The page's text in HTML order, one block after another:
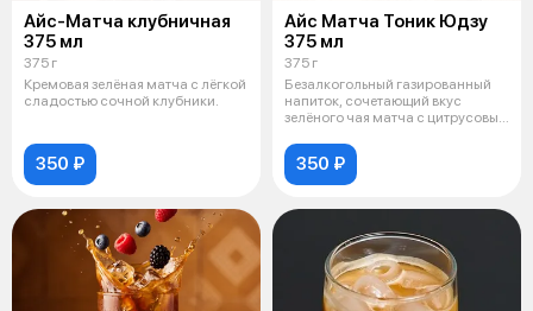
Айс-Матча клубничная
375 мл
375 г
Кремовая зелёная матча с лёгкой
сладостью сочной клубники.
350 ₽
Айс Матча Тоник Юдзу
375 мл
375 г
Безалкогольный газированный
напиток, сочетающий вкус
зелёного чая матча с цитрусовым
350 ₽